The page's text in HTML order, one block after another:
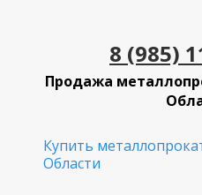
8 (985)
Продажа
Купить
Области